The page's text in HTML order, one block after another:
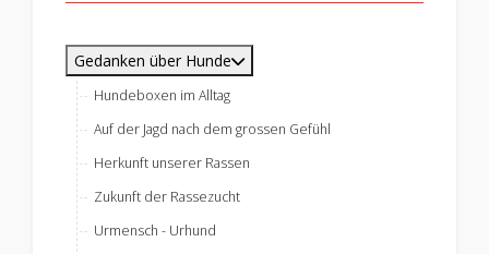
Gedanken über Hunde
Hundeboxen im Alltag
Auf der Jagd nach dem grossen Gefühl
Herkunft unserer Rassen
Zukunft der Rassezucht
Urmensch - Urhund